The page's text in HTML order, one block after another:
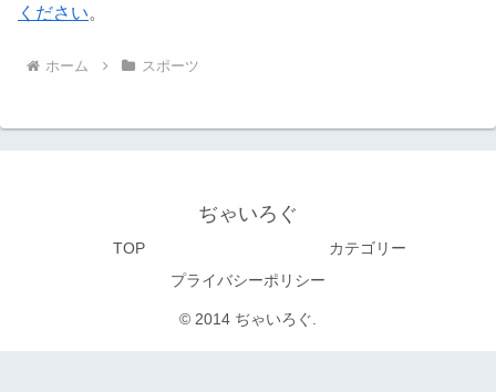
ください。
ホーム スポーツ
ぢゃいろぐ
TOP
カテゴリー
プライバシーポリシー
© 2014 ぢゃいろぐ.